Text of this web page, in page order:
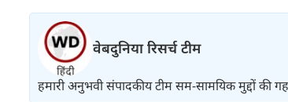
वेबदुनिया रिसर्च टीम
हमारी अनुभवी संपादकीय टीम सम-सामयिक मुद्दों की